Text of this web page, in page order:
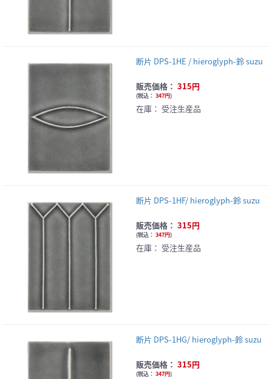
断片 DPS-1HE / hieroglyph-鈴 suzu
販売価格： 315円
(税込： 347円)
在庫： 受注生産品
断片 DPS-1HF/ hieroglyph-鈴 suzu
販売価格： 315円
(税込： 347円)
在庫： 受注生産品
断片 DPS-1HG/ hieroglyph-鈴 suzu
販売価格： 315円
(税込： 347円)